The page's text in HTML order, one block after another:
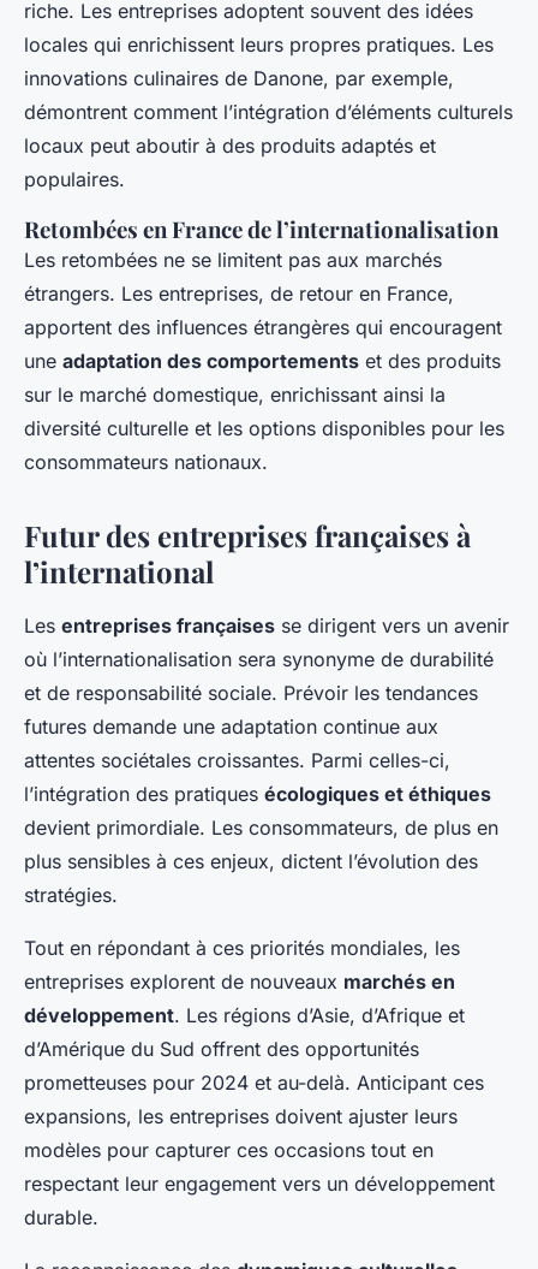
riche. Les entreprises adoptent souvent des idées
locales qui enrichissent leurs propres pratiques. Les
innovations culinaires de Danone, par exemple,
démontrent comment l’intégration d’éléments culturels
locaux peut aboutir à des produits adaptés et
populaires.
Retombées en France de l’internationalisation
Les retombées ne se limitent pas aux marchés
étrangers. Les entreprises, de retour en France,
apportent des influences étrangères qui encouragent
une adaptation des comportements et des produits
sur le marché domestique, enrichissant ainsi la
diversité culturelle et les options disponibles pour les
consommateurs nationaux.
Futur des entreprises françaises à
l’international
Les entreprises françaises se dirigent vers un avenir
où l’internationalisation sera synonyme de durabilité
et de responsabilité sociale. Prévoir les tendances
futures demande une adaptation continue aux
attentes sociétales croissantes. Parmi celles-ci,
l’intégration des pratiques écologiques et éthiques
devient primordiale. Les consommateurs, de plus en
plus sensibles à ces enjeux, dictent l’évolution des
stratégies.
Tout en répondant à ces priorités mondiales, les
entreprises explorent de nouveaux marchés en
développement. Les régions d’Asie, d’Afrique et
d’Amérique du Sud offrent des opportunités
prometteuses pour 2024 et au-delà. Anticipant ces
expansions, les entreprises doivent ajuster leurs
modèles pour capturer ces occasions tout en
respectant leur engagement vers un développement
durable.